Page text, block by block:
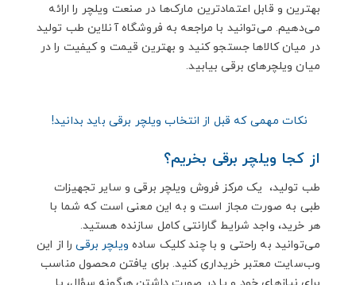
بهترین و قابل‌ اعتمادترین مارک‌ها در صنعت ویلچر را ارائه
می‌دهیم. می‌توانید با مراجعه به فروشگاه آنلاین طب تولید
در میان کالاها جستجو کنید و بهترین قیمت و کیفیت را در
میان ویلچرهای برقی بیابید.
نکات مهمی که قبل از انتخاب ویلچر برقی باید بدانید!
از کجا ویلچر برقی بخریم؟
طب تولید، یک مرکز فروش ویلچر برقی و سایر تجهیزات
طبی به صورت مجاز است و به این معنی است که شما با
هر خرید، واجد شرایط گارانتی کامل سازنده هستید.
می‌توانید به راحتی و با چند کلیک ساده ویلچر برقیرا از این
وب‌سایت معتبر خریداری کنید. برای یافتن محصول مناسب